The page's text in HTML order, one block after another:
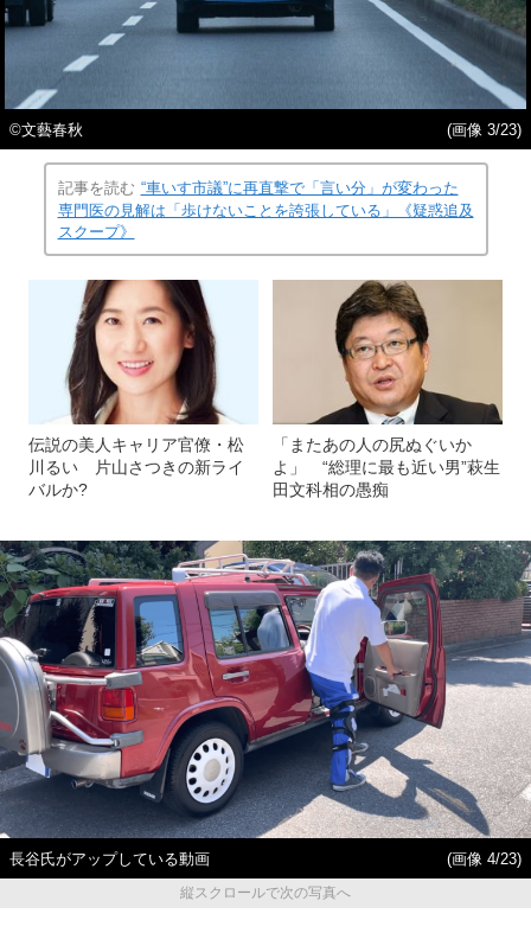
©︎文藝春秋 (画像 3/23)
記事を読む “車いす市議”に再直撃で「言い分」が変わった
専門医の見解は「歩けないことを誇張している」《疑惑追及
スクープ》
伝説の美人キャリア官僚・松
川るい 片山さつきの新ライ
バルか?
「またあの人の尻ぬぐいか
よ」 “総理に最も近い男”萩生
田文科相の愚痴
長谷氏がアップしている動画
(画像 4/23)
縦スクロールで次の写真へ